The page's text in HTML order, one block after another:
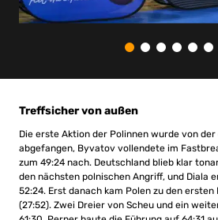
Treffsicher von außen
Die erste Aktion der Polinnen wurde von
abgefangen, Byvatov vollendete im
zum 49:24 nach. Deutschland blieb klar
den nächsten polnischen Angriff, und Diala
52:24. Erst danach kam Polen zu den
(27:52). Zwei Dreier von Scheu und ein